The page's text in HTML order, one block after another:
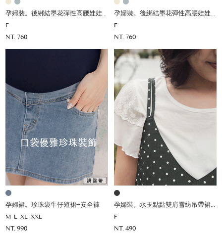
孕婦裝。後綁結墨花彈性高腰娃娃洋
F
NT. 760
孕婦裝。後綁結墨花彈性高腰娃娃洋
F
NT. 760
孕婦裙。珍珠袋牛仔短裙+安全褲
M L XL XXL
NT. 990
孕婦裝。水玉點點雙肩雪紡吊帶裙(薄)
F
NT. 490